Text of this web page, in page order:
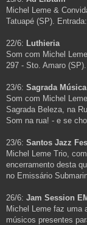
Michel Leme &
Tatuapé (SP).
22/6: Luthieria
Som com Michel
297 - Sto. Amaro
23/6: Sagrada Música
Som com Michel
Sagrada Beleza, na
Som na rua! - e se
23/6: Santos Jazz
Michel Leme Trio,
encerramento desta
no Emissário
26/6: Jam Session
Michel Leme faz uma
músicos presentes